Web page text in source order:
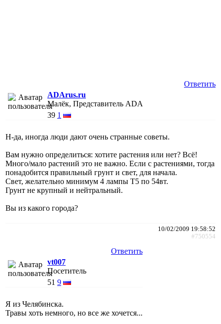
Ответить
ADArus.ru
Малёк, Представитель ADA
39 1
Н-да, иногда люди дают очень странные советы.
Вам нужно определиться: хотите растения или нет? Всё!
Много/мало растений это не важно. Если с растениями, тогда
понадобится правильный грунт и свет, для начала.
Свет, желательно минимум 4 лампы Т5 по 54вт.
Грунт не крупный и нейтральный.
Вы из какого города?
10/02/2009 19:58:52
#750554
Ответить
vt007
Посетитель
51 9
Я из Челябинска.
Травы хоть немного, но все же хочется...